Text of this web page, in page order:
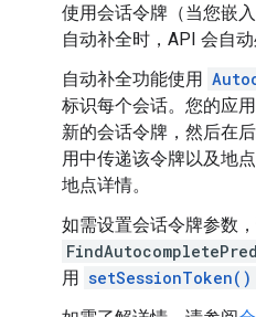
使用会话令牌（当您嵌
自动补全时，API 会自动
自动补全功能使用
标识每个会话。您的应
新的会话令牌，然后在
用中传递该令牌以及地
地点详情。
如需设置会话令牌参数
用 setSessionToken()